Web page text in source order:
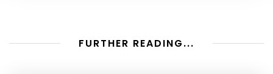
FURTHER READING...